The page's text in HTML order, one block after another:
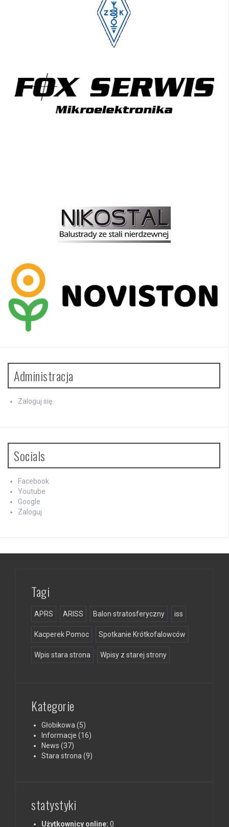
Administracja
Zaloguj się
Socials
Facebook
Youtube
Google
Zaloguj
Tagi
APRS ARISS Balon stratosferyczny iss
Kacperek Pomoc Spotkanie Krótkofalowców
Wpis stara strona Wpisy z starej strony
Kategorie
Głobikowa (5)
Informacje (16)
News (37)
Stara strona (9)
statystyki
Użytkownicy online: 0